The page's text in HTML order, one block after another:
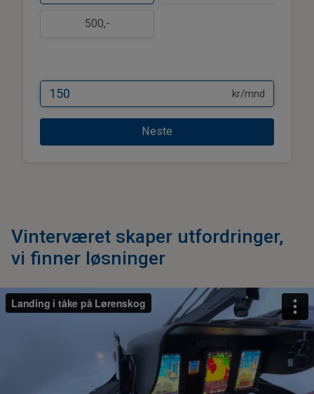
500,-
kr/mnd
Neste
Vinterværet skaper utfordringer,
vi finner løsninger